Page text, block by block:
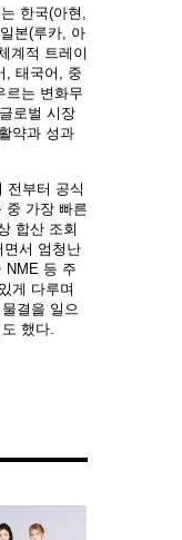
한국(아현,
본(루카, 아
계적 트레이
, 태국어, 중
르는 변화무
로벌 시장
약과 성과
전부터 공식
중 가장 빠른
합산 조회
면서 엄청난
NME 등 주
게 다루며
결을 일으
했다.